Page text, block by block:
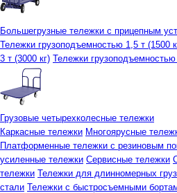
Большегрузные тележки с прицепным
Тележки грузоподъемностью 1,5 т (1500
3 т (3000 кг) Тележки грузоподъемностью
Грузовые четырехколесные тележки
Каркасные тележки Многоярусные
Платформенные тележки с резиновым
усиленные тележки Сервисные тележки
тележки Тележки для длинномерных
стали Тележки с быстросъемными